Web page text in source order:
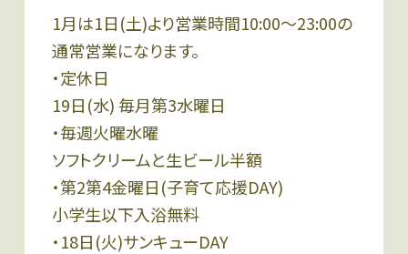
1月は1日(土)より営業時間10:00〜23:00の
通常営業になります。
・定休日
19日(水) 毎月第3水曜日
・毎週火曜水曜
ソフトクリームと生ビール半額
・第2第4金曜日(子育て応援DAY)
小学生以下入浴無料
・18日(火)サンキューDAY